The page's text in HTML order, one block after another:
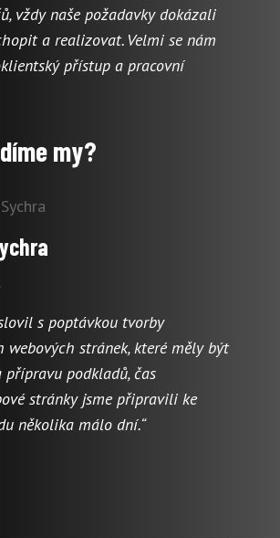
vždy naše požadavky dokázali
a realizovat. Velmi se nám
přístup a pracovní
my?
s poptávkou tvorby
webových stránek, které měly být
přípravu podkladů, čas
stránky jsme připravili ke
několika málo dní.“